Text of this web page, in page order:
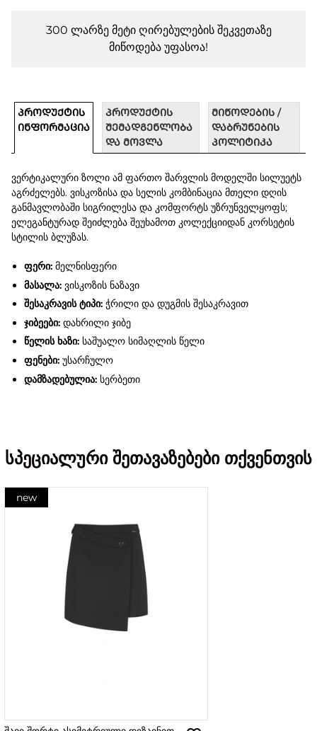
300 ლარზე მეტი ღირებულების შეკვეთაზე
მიწოდება უფასოა!
ᲞᲠᲝᲓᲣᲥᲢᲘᲡ
ᲘᲜᲤᲝᲠᲛᲐᲪᲘᲐ
ᲞᲠᲝᲓᲣᲥᲢᲘᲡ
ᲨᲔᲛᲐᲓᲒᲔᲜᲚᲝᲑᲐ
ᲓᲐ ᲛᲝᲕᲚᲐ
ᲛᲘᲬᲝᲓᲔᲑᲘᲡ /
ᲓᲐᲑᲠᲣᲜᲔᲑᲘᲡ
ᲞᲝᲚᲘᲢᲘᲙᲐ
ვერტიკალური ზოლი ამ ფართო შარვლის მოდელში სილუეტს
აგრძელებს. ვისკოზისა და სელის კომბინაცია მთელი დღის
განმავლობაში სიგრილესა და კომფორტს უზრუნველყოფს;
ელეგანტურად შეიძლება შეუხამოთ კოლექციიდან კორსეტის
სტილის ბლუზას.
ფერი:მელნისფერი
მასალა:ვისკოზის ნაზავი
შესაკრავის ტიპი:ჭრილი და დუგმის შესაკრავით
ჯიბეები:დახრილი ჯიბე
წელის ხაზი:საშუალო სიმაღლის წელი
ფენები:უსარჩულო
დამზადებულია:სერბეთი
სპეციალური შეთავაზებები თქვენთვის
new